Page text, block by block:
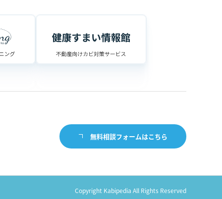
無料相談フォームはこちら
Copyright Kabipedia All Rights Reserved